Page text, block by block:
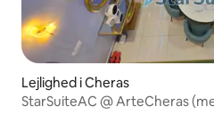
Lejlighed i Cheras
StarSuiteAC @ ArteCheras